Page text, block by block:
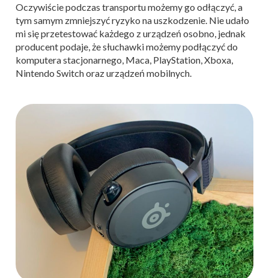
Oczywiście podczas transportu możemy go odłączyć, a
tym samym zmniejszyć ryzyko na uszkodzenie. Nie udało
mi się przetestować każdego z urządzeń osobno, jednak
producent podaje, że słuchawki możemy podłączyć do
komputera stacjonarnego, Maca, PlayStation, Xboxa,
Nintendo Switch oraz urządzeń mobilnych.